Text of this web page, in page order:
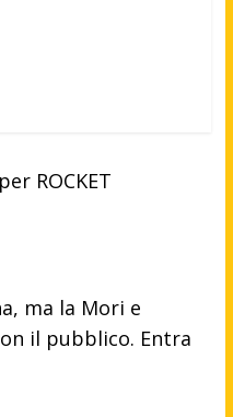
ROCKET
ma la Mori e
il pubblico. Entra